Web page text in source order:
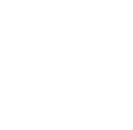
1. FCN Fanclub